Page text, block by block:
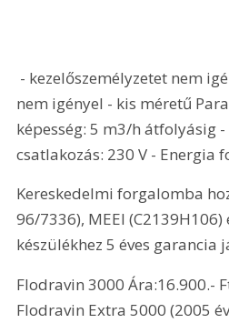
nem igényel - kis méretű
képesség: 5 m3/h átfolyásig
csatlakozás: 230 V - Energia
Kereskedelmi forgalomba
96/7336), MEEI
készülékhez 5 éves garancia
Flodravin 3000 Ára:16.900.-
Flodravin Extra 5000 (2005